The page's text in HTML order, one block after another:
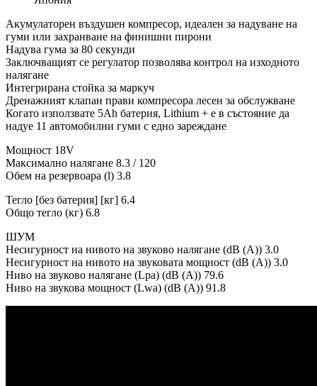
Акумулаторен въздушен компресор, идеален за надуване на
гуми или захранване на финишни пирони
Надува гума за 80 секунди
Заключващият се регулатор позволява контрол на изходното
налягане
Интегрирана стойка за маркуч
Дренажният клапан прави компресора лесен за обслужване
Когато използвате 5Ah батерия, Lithium + е в състояние да
надуе 11 автомобилни гуми с едно зареждане
Мощност 18V
Максимално налягане 8.3 / 120
Обем на резервоара (l) 3.8
Тегло [без батерия] [кг] 6.4
Общо тегло (кг) 6.8
ШУМ
Несигурност на нивото на звуково налягане (dB (A)) 3.0
Несигурност на нивото на звуковата мощност (dB (A)) 3.0
Ниво на звуково налягане (Lpa) (dB (A)) 79.6
Ниво на звукова мощност (Lwa) (dB (A)) 91.8